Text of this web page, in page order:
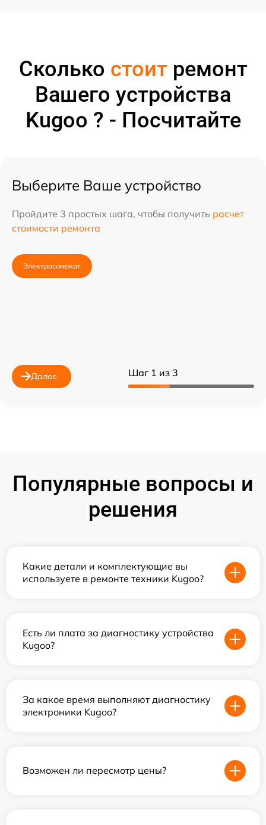
Сколько стоитремонт
Вашего устройства
Kugoo ? - Посчитайте
Шаг 1 из 3
Выберите Ваше устройство
Пройдите 3 простых шага, чтобы получить расчет
стоимости ремонта
Электросамокат
Далее
Популярные вопросы и
решения
Какие детали и комплектующие вы
используете в ремонте техники Kugoo?
Есть ли плата за диагностику устройства
Kugoo?
За какое время выполняют диагностику
электроники Kugoo?
Возможен ли пересмотр цены?